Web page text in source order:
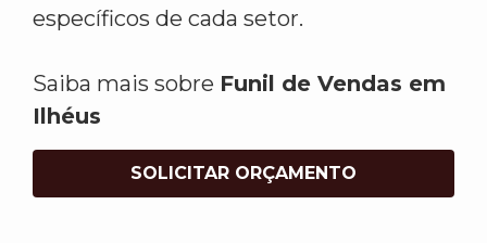
específicos de cada setor.
Saiba mais sobre Funil de Vendas em
Ilhéus
SOLICITAR ORÇAMENTO